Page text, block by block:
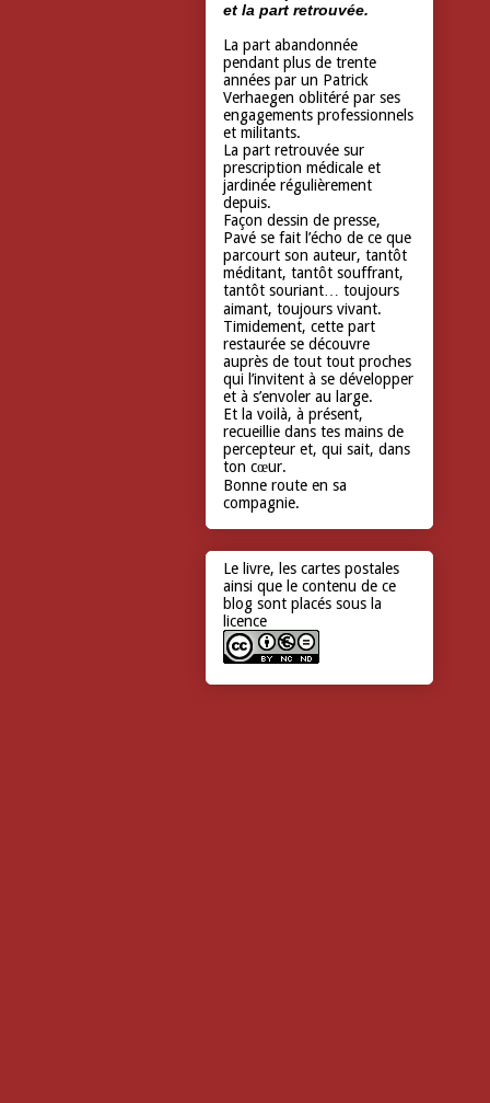
et la part retrouvée.
La part abandonnée
pendant plus de trente
années par un Patrick
Verhaegen oblitéré par ses
engagements professionnels
et militants.
La part retrouvée sur
prescription médicale et
jardinée régulièrement
depuis.
Façon dessin de presse,
Pavé se fait l’écho de ce que
parcourt son auteur, tantôt
méditant, tantôt souffrant,
tantôt souriant… toujours
aimant, toujours vivant.
Timidement, cette part
restaurée se découvre
auprès de tout tout proches
qui l’invitent à se développer
et à s’envoler au large.
Et la voilà, à présent,
recueillie dans tes mains de
percepteur et, qui sait, dans
ton cœur.
Bonne route en sa
compagnie.
Le livre, les cartes postales
ainsi que le contenu de ce
blog sont placés sous la
licence